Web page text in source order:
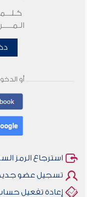
أو
استرجاع الرمز
تسجيل عضو
إعادة تفعيل